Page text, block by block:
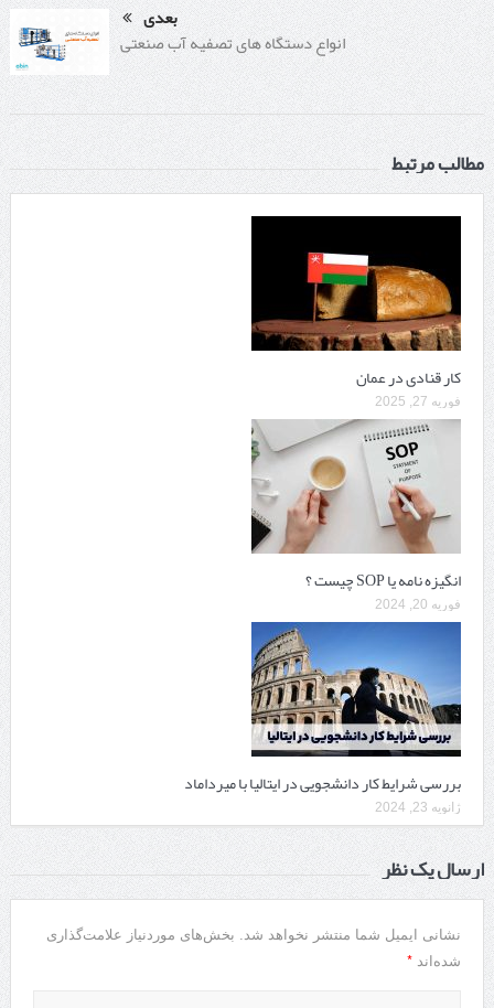
بعدی
انواع دستگاه های تصفیه آب صنعتی
مطالب مرتبط
کار قنادی در عمان
فوریه 27, 2025
انگیزه نامه یا SOP چیست ؟
فوریه 20, 2024
بررسی شرایط کار دانشجویی در ایتالیا با میرداماد
ژانویه 23, 2024
ارسال یک نظر
نشانی ایمیل شما منتشر نخواهد شد. بخش‌های موردنیاز علامت‌گذاری
شده‌اند *